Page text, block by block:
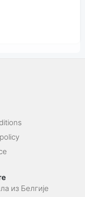
из Белгије